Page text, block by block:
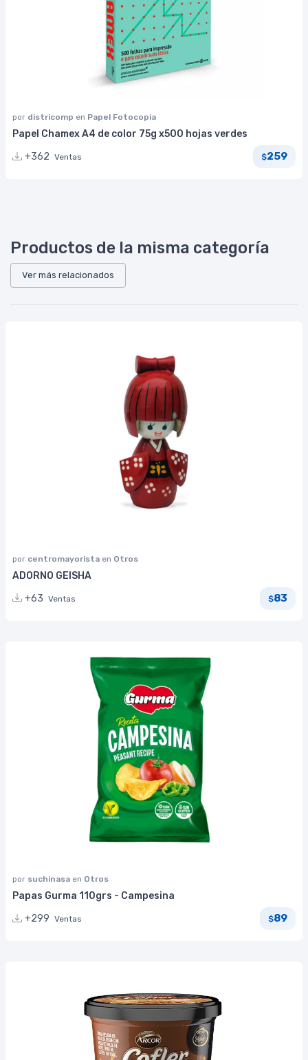
por districomp en Papel Fotocopia
Papel Chamex A4 de color 75g x500 hojas verdes
+362 Ventas $259
Productos de la misma categoría
Ver más relacionados
por centromayorista en Otros
ADORNO GEISHA
+63 Ventas $83
por suchinasa en Otros
Papas Gurma 110grs - Campesina
+299 Ventas $89